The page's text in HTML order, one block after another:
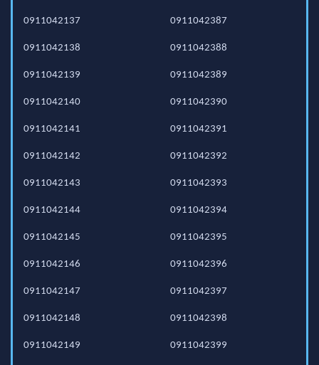
0911042137
0911042138
0911042139
0911042140
0911042141
0911042142
0911042143
0911042144
0911042145
0911042146
0911042147
0911042148
0911042149
0911042387
0911042388
0911042389
0911042390
0911042391
0911042392
0911042393
0911042394
0911042395
0911042396
0911042397
0911042398
0911042399